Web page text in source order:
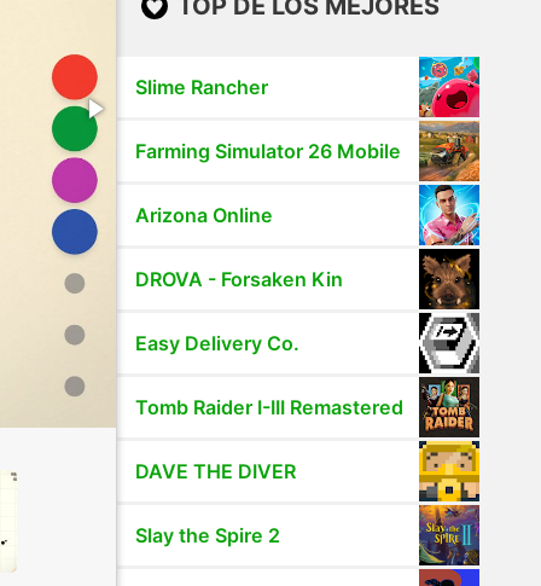
TOP DE LOS MEJORES
Slime Rancher
Farming Simulator 26 Mobile
Arizona Online
DROVA - Forsaken Kin
Easy Delivery Co.
Tomb Raider I-III Remastered
DAVE THE DIVER
Slay the Spire 2